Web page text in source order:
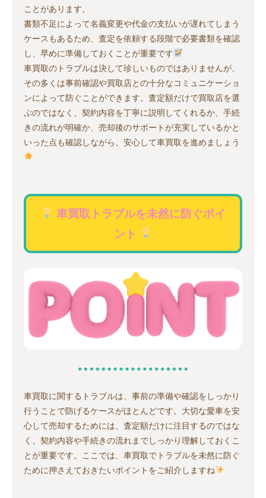
ことがあります。
書類不足によって名義変更や代金の支払いが遅れてしまう
ケースもあるため、査定を依頼する段階で必要書類を確認
し、早めに準備しておくことが重要です
車買取のトラブルは決して珍しいものではありませんが、
その多くは事前確認や買取店との十分なコミュニケーショ
ンによって防ぐことができます。査定額だけで買取店を選
ぶのではなく、契約内容を丁寧に説明してくれるか、手続
きの流れが明確か、売却後のサポートが充実しているかと
いった点も確認しながら、安心して車買取を進めましょう
車買取トラブルを未然に防ぐポイ
ント
車買取に関するトラブルは、事前の準備や確認をしっかり
行うことで防げるケースがほとんどです。大切な愛車を安
心して売却するためには、査定額だけに注目するのではな
く、契約内容や手続きの流れまでしっかり理解しておくこ
とが重要です。ここでは、車買取でトラブルを未然に防ぐ
ために押さえておきたいポイントをご紹介しますね